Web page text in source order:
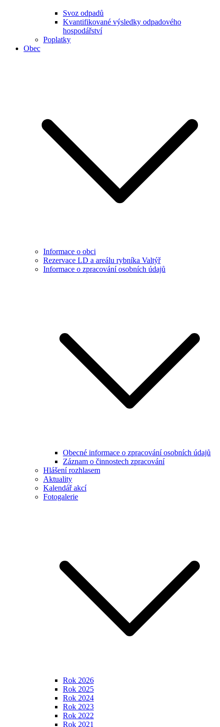
Svoz odpadů
Kvantifikované výsledky odpadového
hospodářství
Poplatky
Obec
Informace o obci
Rezervace LD a areálu rybníka Valtýř
Informace o zpracování osobních údajů
Obecné informace o zpracování osobních údajů
Záznam o činnostech zpracování
Hlášení rozhlasem
Aktuality
Kalendář akcí
Fotogalerie
Rok 2026
Rok 2025
Rok 2024
Rok 2023
Rok 2022
Rok 2021